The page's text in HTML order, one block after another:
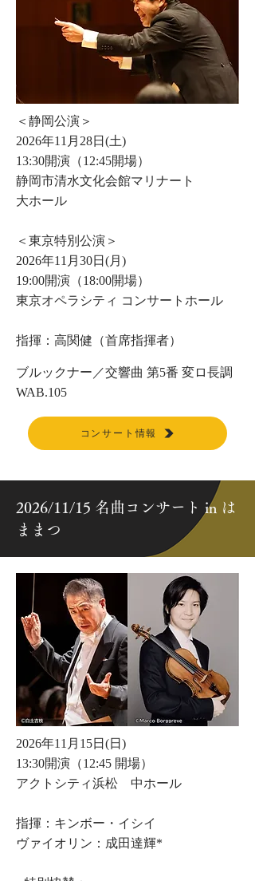
＜静岡公演＞
2026年11月28日(土)
13:30開演（12:45開場）
静岡市清水文化会館マリナート
大ホール
＜東京特別公演＞
2026年11月30日(月)
19:00開演（18:00開場）
東京オペラシティ コンサートホール
指揮：高関健（首席指揮者）
ブルックナー／交響曲 第5番 変ロ長調
WAB.105
コンサート情報
2026/11/15 名曲コンサート in は
ままつ
2026年11月15日(日)
13:30開演（12:45 開場）
アクトシティ浜松 中ホール
指揮：キンボー・イシイ
ヴァイオリン：成田達輝*